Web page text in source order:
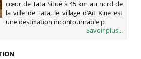
cœur de Tata Situé à 45 km au nord de
la ville de Tata, le village d’Ait Kine est
une destination incontournable p
Savoir plus...